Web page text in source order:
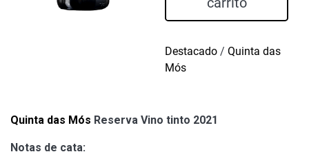
2021
cantidad
Destacado / Quinta das
Mós
Quinta das Mós Reserva Vino tinto 2021
Notas de cata: